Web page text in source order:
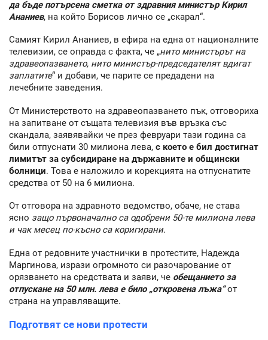
да бъде потърсена сметка от здравния министър Кирил
Ананиев, на който Борисов лично се „скарал“.
Самият Кирил Ананиев, в ефира на една от националните
телевизии, се оправда с факта, че „нито министърът на
здравеопазването, нито министър-председателят вдигат
заплатите“ и добави, че парите се предадени на
лечебните заведения.
От Министерството на здравеопазването пък, отговориха
на запитване от същата телевизия във връзка със
скандала, заявявайки че през февруари тази година са
били отпуснати 30 милиона лева, с което е бил достигнат
лимитът за субсидиране на държавните и общински
болници. Това е наложило и корекцията на отпуснатите
средства от 50 на 6 милиона.
От отговора на здравното ведомство, обаче, не става
ясно защо първоначално са одобрени 50-те милиона лева
и чак месец по-късно са коригирани.
Една от редовните участнички в протестите, Надежда
Маргинова, изрази огромното си разочарование от
орязването на средствата и заяви, че обещанието за
отпускане на 50 млн. лева е било „откровена лъжа“от
страна на управляващите.
Подготвят се нови протести